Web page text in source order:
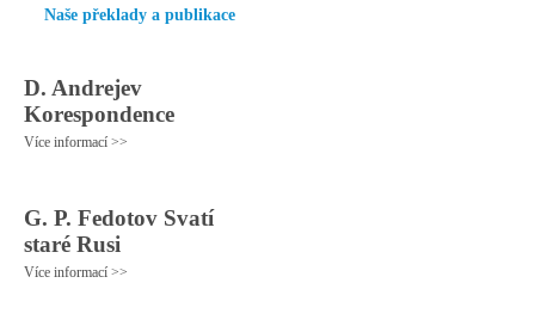
Naše překlady a publikace
D. Andrejev
Korespondence
Více informací >>
G. P. Fedotov Svatí
staré Rusi
Více informací >>